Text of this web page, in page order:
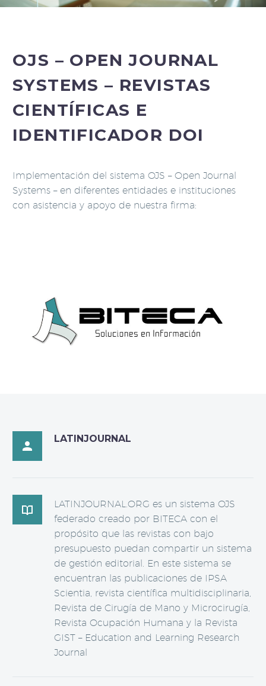
OJS – OPEN JOURNAL
SYSTEMS – REVISTAS
CIENTÍFICAS E
IDENTIFICADOR DOI
Implementación del sistema OJS – Open Journal
Systems – en diferentes entidades e instituciones
con asistencia y apoyo de nuestra firma:

LATINJOURNAL

LATINJOURNAL.ORG es un sistema OJS
federado creado por BITECA con el
propósito que las revistas con bajo
presupuesto puedan compartir un sistema
de gestión editorial. En este sistema se
encuentran las publicaciones de IPSA
Scientia, revista científica multidisciplinaria,
Revista de Cirugía de Mano y Microcirugía,
Revista Ocupación Humana y la Revista
GIST – Education and Learning Research
Journal